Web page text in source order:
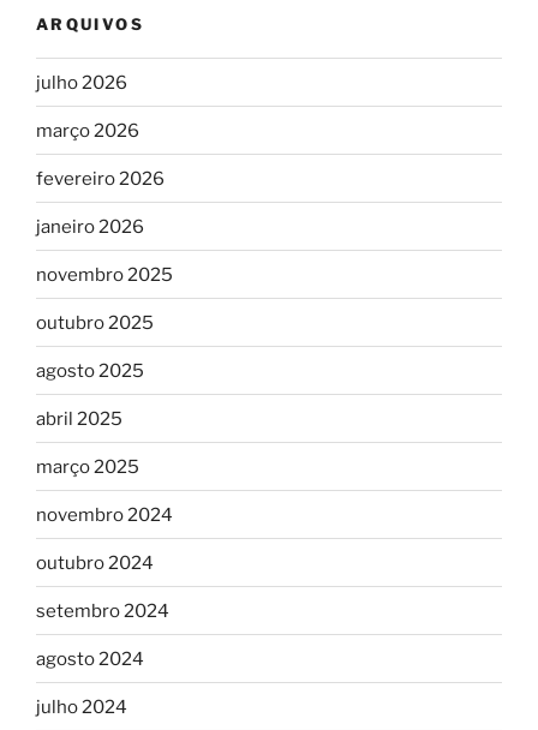
ARQUIVOS
julho 2026
março 2026
fevereiro 2026
janeiro 2026
novembro 2025
outubro 2025
agosto 2025
abril 2025
março 2025
novembro 2024
outubro 2024
setembro 2024
agosto 2024
julho 2024